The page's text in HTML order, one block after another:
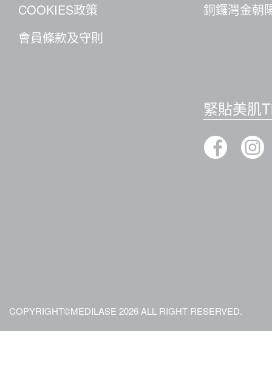
COOKIES政策
會員條款及守則
銅鑼灣金朝
緊貼美肌
COPYRIGHT©MEDILASE 2026 ALL RIGHT RESERVED.